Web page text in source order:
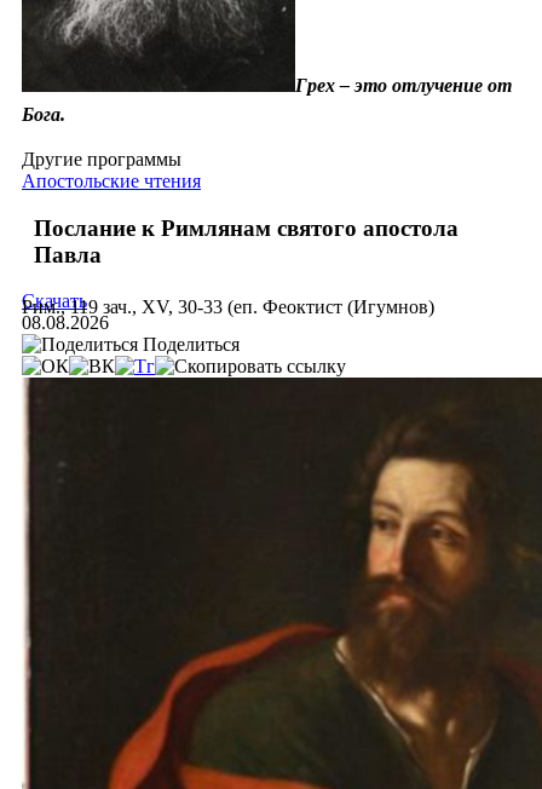
Грех – это отлучение от
Бога.
Другие программы
Апостольские чтения
Послание к Римлянам святого апостола
Павла
Рим., 119 зач., XV, 30-33 (еп. Феоктист (Игумнов)
Скачать
08.08.2026
Поделиться